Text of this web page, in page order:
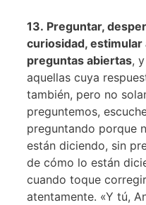
13. Preguntar,
curiosidad, estimular
preguntas abiertas,
aquellas cuya
también, pero no
preguntemos,
preguntando porque
están diciendo, sin
de cómo lo están
cuando toque
atentamente. «Y tú,